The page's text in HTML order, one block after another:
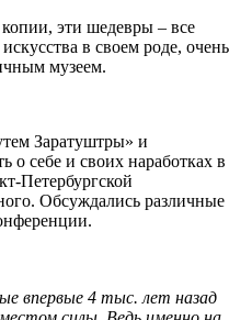
эти шедевры – все
в своем роде, очень
музеем.
Заратуштры» и
о себе и своих наработках в
Петербургской
Обсуждались различные
впервые 4 тыс. лет назад